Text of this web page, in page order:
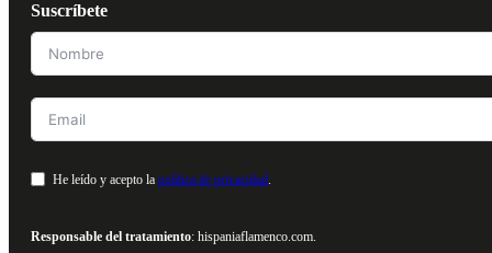
Suscríbete
He leído y acepto la política de privacidad.
Responsable del tratamiento: hispaniaflamenco.com.